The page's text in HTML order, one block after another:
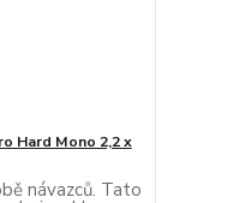
Hard Mono 2,2 x
návazců. Tato